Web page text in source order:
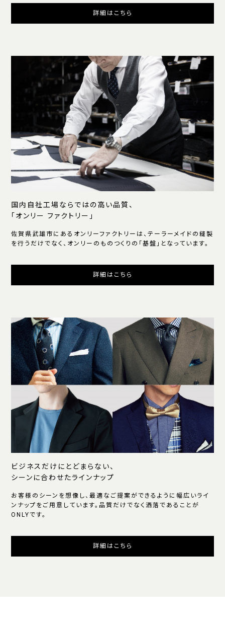
詳細はこちら
国内自社工場ならではの高い品質、
「オンリー ファクトリー」
佐賀県武雄市にあるオンリーファクトリーは、テーラーメイドの縫製
を行うだけでなく、オンリーのものつくりの「基盤」となっています。
詳細はこちら
ビジネスだけにとどまらない、
シーンに合わせたラインナップ
お客様のシーンを想像し、最適なご提案ができるように幅広いライ
ンナップをご用意しています。品質だけでなく洒落であることが
ONLYです。
詳細はこちら